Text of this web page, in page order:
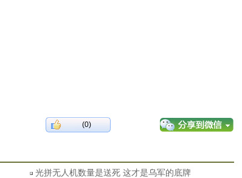
(0)
光拼无人机数量是送死 这才是乌军的底牌